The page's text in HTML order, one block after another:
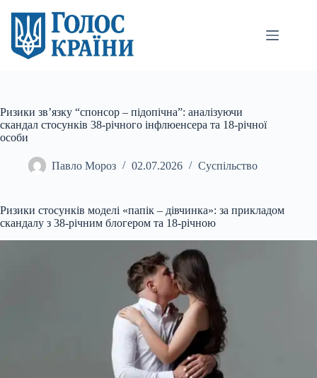
вмісту
Ризики зв’язку “спонсор – підопічна”: аналізуючи
скандал стосунків 38-річного інфлюенсера та 18-річної
особи
Павло Мороз 02.07.2026 Суспільство
Ризики стосунків моделі «папік – дівчинка»: за прикладом
скандалу з 38-річним блогером та 18-річною